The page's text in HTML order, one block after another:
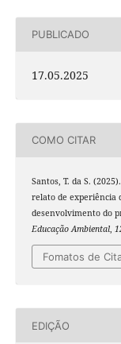
PUBLICADO
17.05.2025
COMO CITAR
Santos, T. da S.
relato de experiência
desenvolvimento do
Educação Ambiental,
Fomatos de
EDIÇÃO